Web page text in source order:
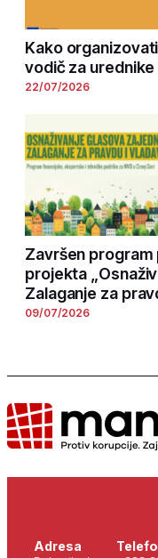
Kako
vodič za
22/07/2026
Završen program
projekta
Zalaganje za
09/07/2026
Adresa